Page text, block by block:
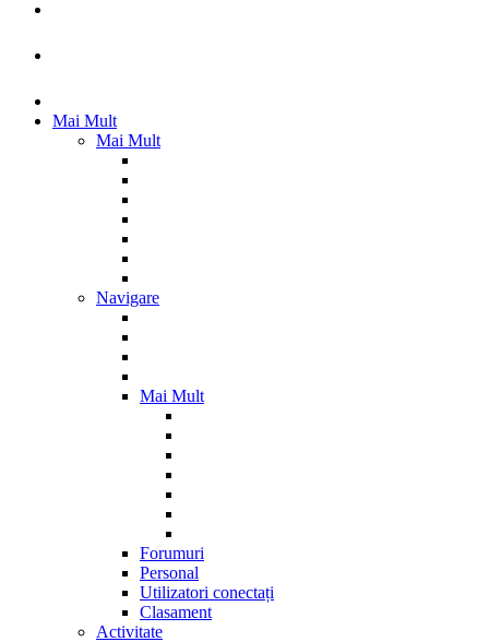
Mai Mult
Mai Mult
Navigare
Mai Mult
Forumuri
Personal
Utilizatori conectați
Clasament
Activitate